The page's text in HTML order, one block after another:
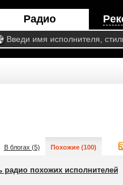
Радио
В блогах (5) Похожие (100)
радио похожих исполнителей